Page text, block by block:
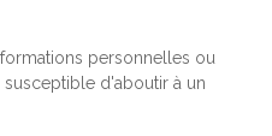
personnelles ou
d'aboutir à un